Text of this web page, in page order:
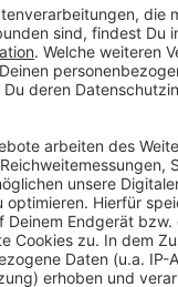
sie die Londoner
ausverkaufen